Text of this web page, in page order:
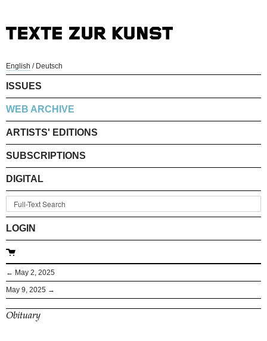
English / Deutsch
ISSUES
WEB ARCHIVE
ARTISTS' EDITIONS
SUBSCRIPTIONS
DIGITAL
LOGIN
← May 2, 2025
May 9, 2025 →
Obituary